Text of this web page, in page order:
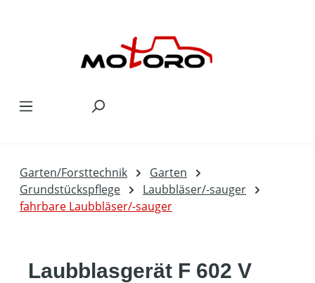
Garten/Forsttechnik
Garten
Grundstückspflege
Laubbläser/-sauger
fahrbare Laubbläser/-sauger
Laubblasgerät F 602 V